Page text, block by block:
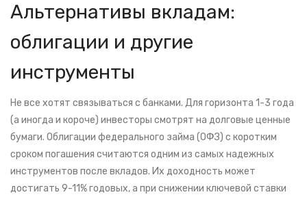
Альтернативы вкладам:
облигации и другие
инструменты
Не все хотят связываться с банками. Для горизонта 1-3 года
(а иногда и короче) инвесторы смотрят на долговые ценные
бумаги. Облигации федерального займа (ОФЗ) с коротким
сроком погашения считаются одним из самых надежных
инструментов после вкладов. Их доходность может
достигать 9-11% годовых, а при снижении ключевой ставки